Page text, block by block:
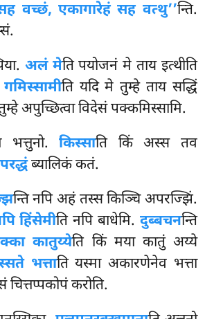
सह वच्छं, एकागारेहं सह वत्थु’’न्ति.
अलं मेति पयोजनं मे ताय इत्थीति
ति यदि मे तुम्हे ताय सद्धिं
अपुच्छित्वा विदेसं पक्कमिस्सामि.
भत्तुनो.किस्साति किं अस्स तव
ब्यालिकं कतं.
न्ति नपि अहं तस्स किञ्चि अपरज्झिं.
हिंसेमीति नपि बाधेमि. दुब्बचनन्ति
कातुय्येति किं मया कातुं अय्ये
भत्ताति यस्मा अकारणेनेव भत्ता
चित्तप्पकोपं करोति.